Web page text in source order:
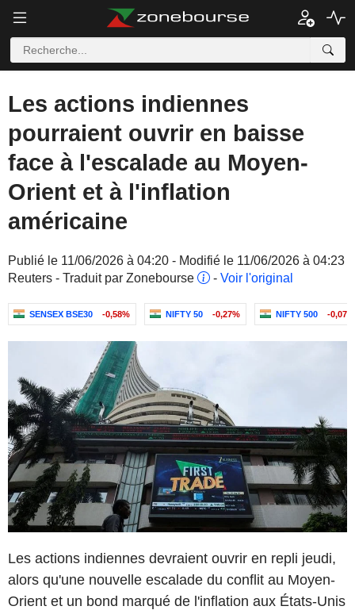
Les actions indiennes
pourraient ouvrir en baisse
face à l'escalade au Moyen-
Orient et à l'inflation
américaine
Publié le 11/06/2026 à 04:20 - Modifié le 11/06/2026 à 04:23
Reuters - Traduit par Zonebourse
- Voir l'original
SENSEX BSE30 -0,58% NIFTY 50 -0,27% NIFTY 500 -0,07%
Les actions indiennes devraient ouvrir en repli jeudi,
alors qu'une nouvelle escalade du conflit au Moyen-
Orient et un bond marqué de l'inflation aux États-Unis